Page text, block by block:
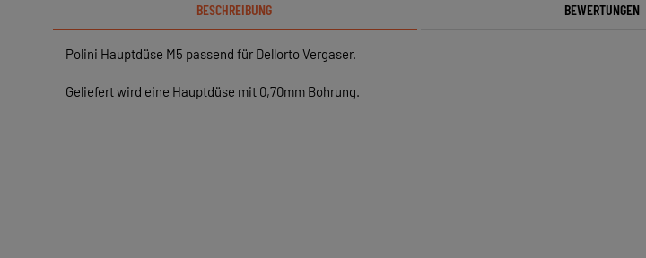
BESCHREIBUNG BEWERTUNGEN
Polini Hauptdüse M5 passend für Dellorto Vergaser.
Geliefert wird eine Hauptdüse mit 0,70mm Bohrung.